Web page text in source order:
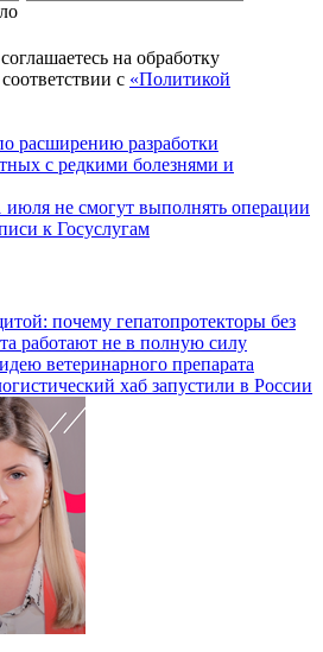
на обработку
с «Политикой
расширению разработки
с редкими болезнями и
не смогут выполнять операции
к Госуслугам
почему гепатопротекторы без
работают не в полную силу
ветеринарного препарата
хаб запустили в России